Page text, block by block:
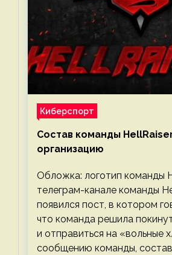
Киберспорт
Состав команды
организацию
Обложка: логотип команды
телеграм-канале команды
появился пост, в котором
что команда решила
и отправиться на «вольные
сообщению команды,